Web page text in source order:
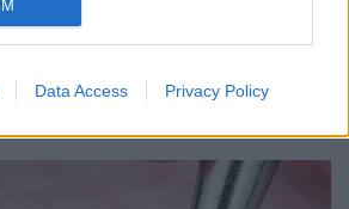
Data Access Privacy Policy
a magyar fellépők
felvételét még a nyár
is visszanézhetők lesznek.